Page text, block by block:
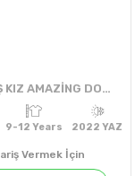
9-12 YAŞ KIZ AMAZİNG DONUTLU KIZ BADİ
Vermek İçin